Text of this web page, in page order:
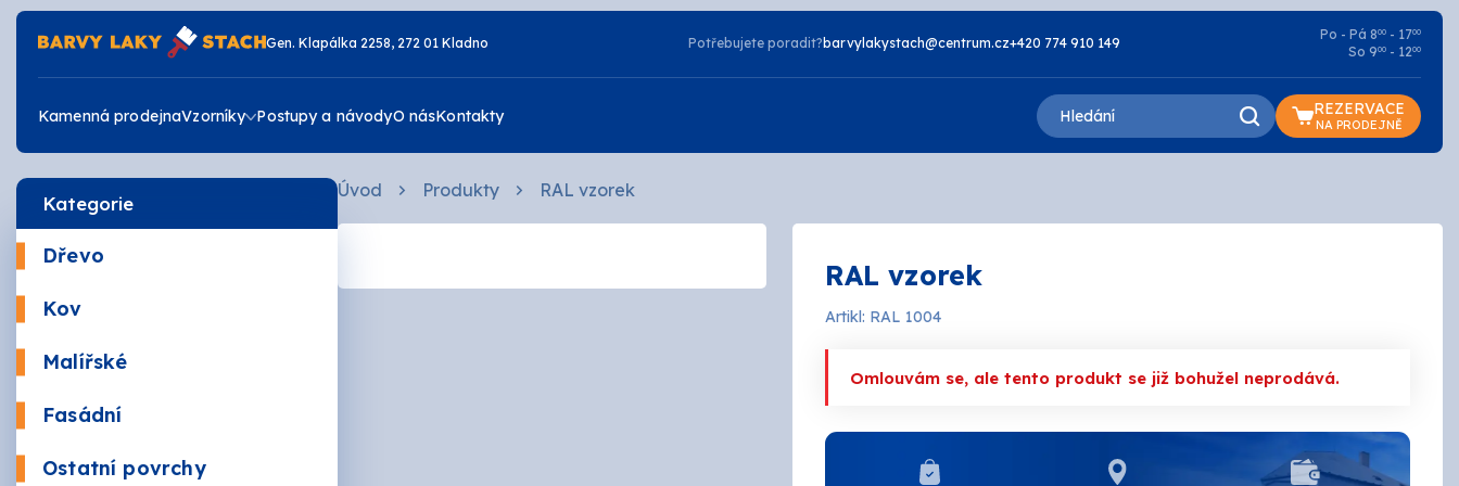
Gen. Klapálka 2258, 272 01 Kladno Potřebujete poradit? barvylakystach@centrum.cz+420 774 910 149
Po - Pá 800 - 1700
So 900 - 1200
Kamenná prodejnaVzorníky Postupy a návodyO násKontakty REZERVACE
NA PRODEJNĚ
Kategorie
Dřevo
Krycí Laky
Kov
Malířské
Fasádní
Silikonové
Ostatní povrchy
Úvod Produkty RAL vzorek
RAL vzorek
Artikl: RAL 1004
Omlouvám se, ale tento produkt se již bohužel neprodává.